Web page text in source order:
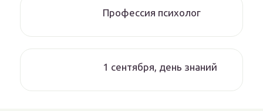
Профессия психолог
1 сентября, день знаний